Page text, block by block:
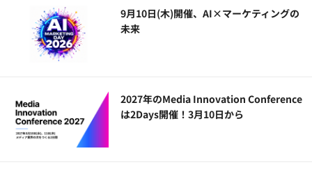
9月10日(木)開催、AI×マーケティングの
未来
2027年のMedia Innovation Conference
は2Days開催！3月10日から